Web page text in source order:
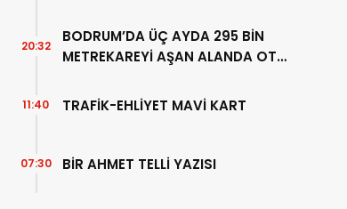
BODRUM’DA ÜÇ AYDA 295 BİN
METREKAREYİ AŞAN ALANDA OT
20:32
TRAFİK-EHLİYET MAVİ KART
11:40
BİR AHMET TELLİ YAZISI
07:30